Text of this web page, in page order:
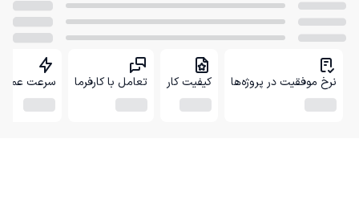
نرخ موفقیت در پروژه‌ها کیفیت کار تعامل با کارفرما سرعت عمل